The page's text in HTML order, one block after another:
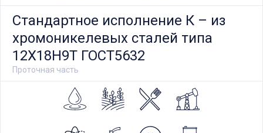
Проточная часть
Стандартное исполнение К – из
хромоникелевых сталей типа
12Х18Н9Т ГОСТ5632